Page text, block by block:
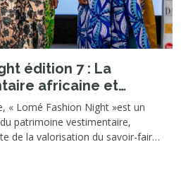
édition 7 : La
africaine et
« Lomé Fashion Night »est un
patrimoine vestimentaire,
de la valorisation du savoir-faire
"Simera Corporation",
de la promotion, la